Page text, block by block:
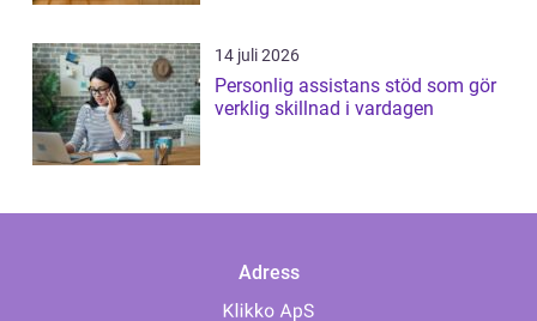
14 juli 2026
Personlig assistans stöd som gör
verklig skillnad i vardagen
Adress